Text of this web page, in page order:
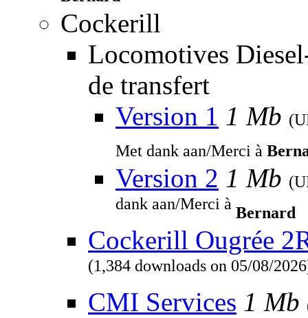
Cockerill
Locomotives
de transfert
Version 1 1 Mb
Met dank aan/Merci à
Version 2 1 Mb
dank aan/Merci à Bernard
Cockerill Ougrée
(1,384 downloads on 05/08/
CMI Services 1 Mb